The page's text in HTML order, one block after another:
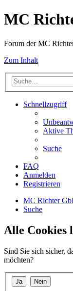
MC
Forum der MC
Zum Inhalt
Schnellzugriff
Aktive
Suche
FAQ
Anmelden
Registrieren
MC Richter
Suche
Alle Cookies
Sind Sie sich sicher,
möchten?